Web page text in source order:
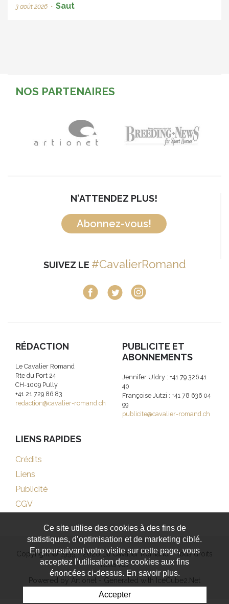
3 août 2026 • Saut
NOS PARTENAIRES
N'ATTENDEZ PLUS!
Abonnez-vous!
SUIVEZ LE #CavalierRomand
RÉDACTION
Le Cavalier Romand
Rte du Port 24
CH-1009 Pully
+41 21 729 86 83
redaction@cavalier-romand.ch
PUBLICITE ET
ABONNEMENTS
Jennifer Uldry : +41 79 326 41
40
Françoise Jutzi : +41 78 636 04
99
publicite@cavalier-romand.ch
LIENS RAPIDES
Crédits
Liens
Publicité
CGV
Copyright © 1999 - 2026 Le Cavalier Romand - Tous droits
réservés
Powered by Artionet - Generated with IceCube2.Net
Ce site utilise des cookies à des fins de
statistiques, d’optimisation et de marketing ciblé.
En poursuivant votre visite sur cette page, vous
acceptez l’utilisation des cookies aux fins
énoncées ci-dessus. En savoir plus.
Accepter